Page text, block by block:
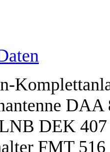
DAA
DEK 407
FMT 516